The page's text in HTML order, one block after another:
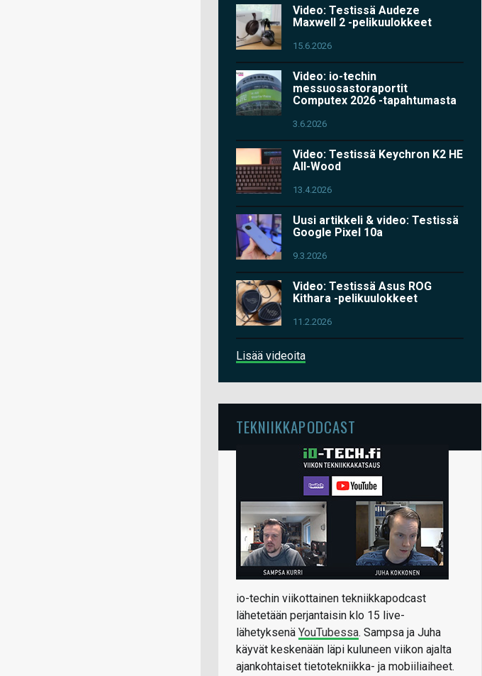
Video: Testissä Audeze
Maxwell 2 -pelikuulokkeet
15.6.2026
Video: io-techin
messuosastoraportit
Computex 2026 -tapahtumasta
3.6.2026
Video: Testissä Keychron K2 HE
All-Wood
13.4.2026
Uusi artikkeli & video: Testissä
Google Pixel 10a
9.3.2026
Video: Testissä Asus ROG
Kithara -pelikuulokkeet
11.2.2026
Lisää videoita
TEKNIIKKAPODCAST
io-techin viikottainen tekniikkapodcast
lähetetään perjantaisin klo 15 live-
lähetyksenä YouTubessa. Sampsa ja Juha
käyvät keskenään läpi kuluneen viikon ajalta
ajankohtaiset tietotekniikka- ja mobiiliaiheet.